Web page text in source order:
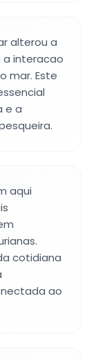
alterou a
a interacao
mar. Este
e a
aqui
cotidiana
ao